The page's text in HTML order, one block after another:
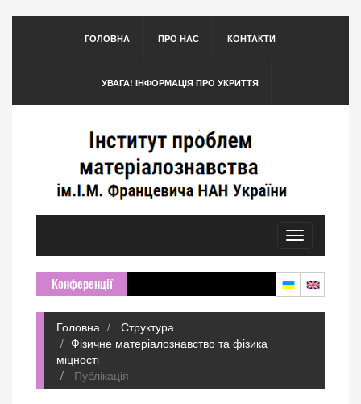
ГОЛОВНА ПРО НАС КОНТАКТИ
УВАГА! ІНФОРМАЦІЯ ПРО УКРИТТЯ
Toggle
navigation
Конференції
Головна
Структура
Фізичне матеріалознавство та фізика
міцності
Публікація